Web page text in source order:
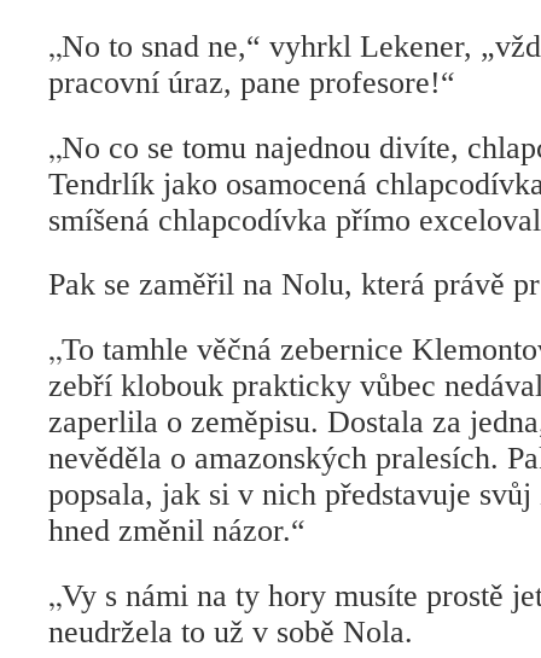
„No to snad ne,“ vyhrkl Lekener,
pracovní úraz, pane profesore!“
„No co se tomu najednou divíte,
Tendrlík jako osamocená
smíšená chlapcodívka přímo
Pak se zaměřil na Nolu, která právě
„To tamhle věčná zebernice
zebří klobouk prakticky vůbec
zaperlila o zeměpisu. Dostala za
nevěděla o amazonských pralesích.
popsala, jak si v nich představuje
hned změnil názor.“
„Vy s námi na ty hory musíte prostě
neudržela to už v sobě Nola.